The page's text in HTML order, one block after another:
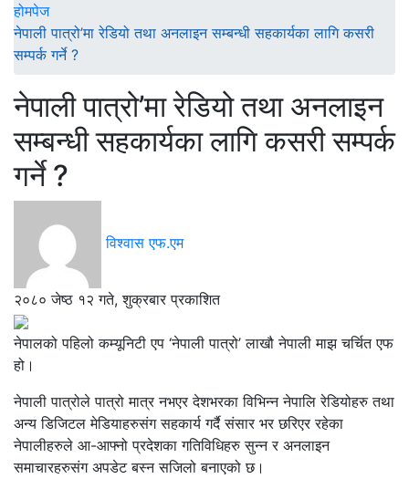
होमपेज
नेपाली पात्रो’मा रेडियो तथा अनलाइन सम्बन्धी सहकार्यका लागि कसरी
सम्पर्क गर्ने ?
नेपाली पात्रो’मा रेडियो तथा अनलाइन
सम्बन्धी सहकार्यका लागि कसरी सम्पर्क
गर्ने ?
विश्वास एफ.एम
२०८० जेष्ठ १२ गते, शुक्रबार प्रकाशित
नेपालको पहिलो कम्यूनिटी एप ‘नेपाली पात्रो’ लाखौ नेपाली माझ चर्चित एफ
हो।
नेपाली पात्रोले पात्रो मात्र नभएर देशभरका विभिन्न नेपालि रेडियोहरु तथा
अन्य डिजिटल मेडियाहरुसंग सहकार्य गर्दै संसार भर छरिएर रहेका
नेपालीहरुले आ-आफ्नो प्रदेशका गतिविधिहरु सुन्न र अनलाइन
समाचारहरुसंग अपडेट बस्न सजिलो बनाएको छ।